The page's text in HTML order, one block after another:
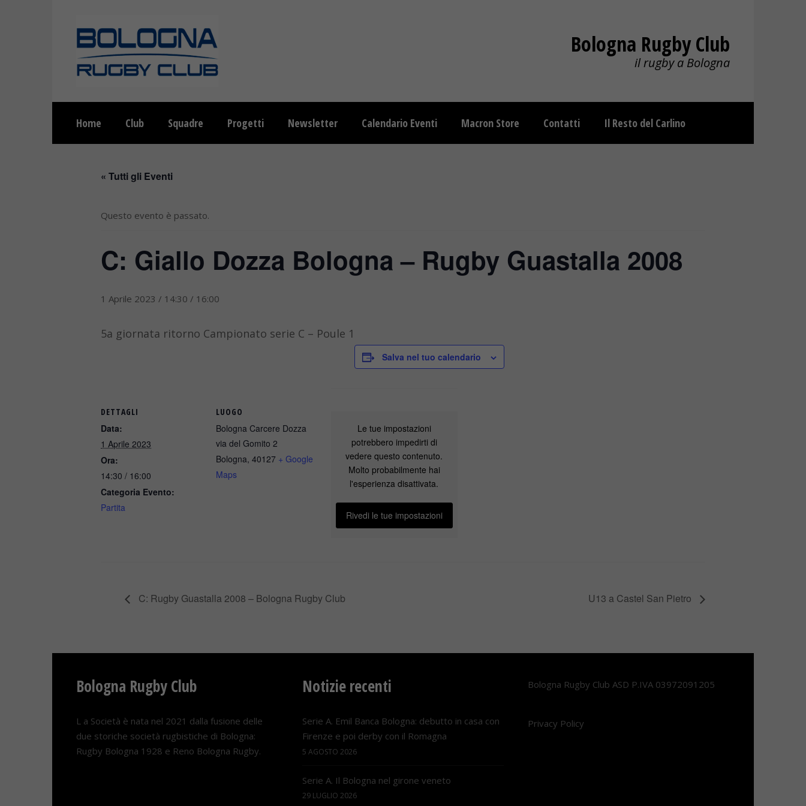
Bologna Rugby Club
il rugby a Bologna
Home Club Squadre Progetti Newsletter Calendario Eventi Macron Store Contatti Il Resto del Carlino
« Tutti gli Eventi
Questo evento è passato.
C: Giallo Dozza Bologna – Rugby Guastalla 2008
1 Aprile 2023 / 14:30 / 16:00
5a giornata ritorno Campionato serie C – Poule 1
Salva nel tuo calendario
DETTAGLI
Data:
1 Aprile 2023
Ora:
14:30 / 16:00
Categoria Evento:
Partita
LUOGO
Bologna Carcere Dozza
via del Gomito 2
Bologna, 40127 + Google
Maps
Le tue impostazioni
potrebbero impedirti di
vedere questo contenuto.
Molto probabilmente hai
l'esperienza disattivata.
Rivedi le tue impostazioni
C: Rugby Guastalla 2008 – Bologna Rugby Club U13 a Castel San Pietro
Bologna Rugby Club
L a Società è nata nel 2021 dalla fusione delle
due storiche società rugbistiche di Bologna:
Rugby Bologna 1928 e Reno Bologna Rugby.
Notizie recenti
Serie A. Emil Banca Bologna: debutto in casa con
Firenze e poi derby con il Romagna
5 AGOSTO 2026
Serie A. Il Bologna nel girone veneto
29 LUGLIO 2026
Bologna Rugby Club ASD P.IVA 03972091205
Privacy Policy